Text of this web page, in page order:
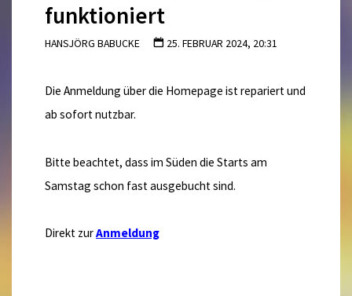
funktioniert
HANSJÖRG BABUCKE 25. FEBRUAR 2024, 20:31
Die Anmeldung über die Homepage ist repariert und
ab sofort nutzbar.
Bitte beachtet, dass im Süden die Starts am
Samstag schon fast ausgebucht sind.
Direkt zurAnmeldung